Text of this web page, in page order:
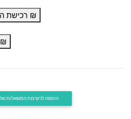
רכישת האלבום + הורדה - 60.00 ₪
הורדת האלבום - 20.00 ₪
הוספה לרשימת המשאלות שלי